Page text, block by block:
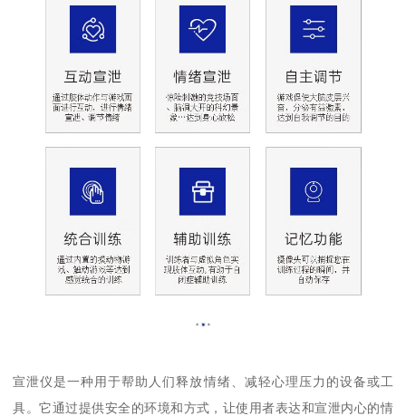
宣泄仪是一种用于帮助人们释放情绪、减轻心理压力的设备或工
具。它通过提供安全的环境和方式，让使用者表达和宣泄内心的情